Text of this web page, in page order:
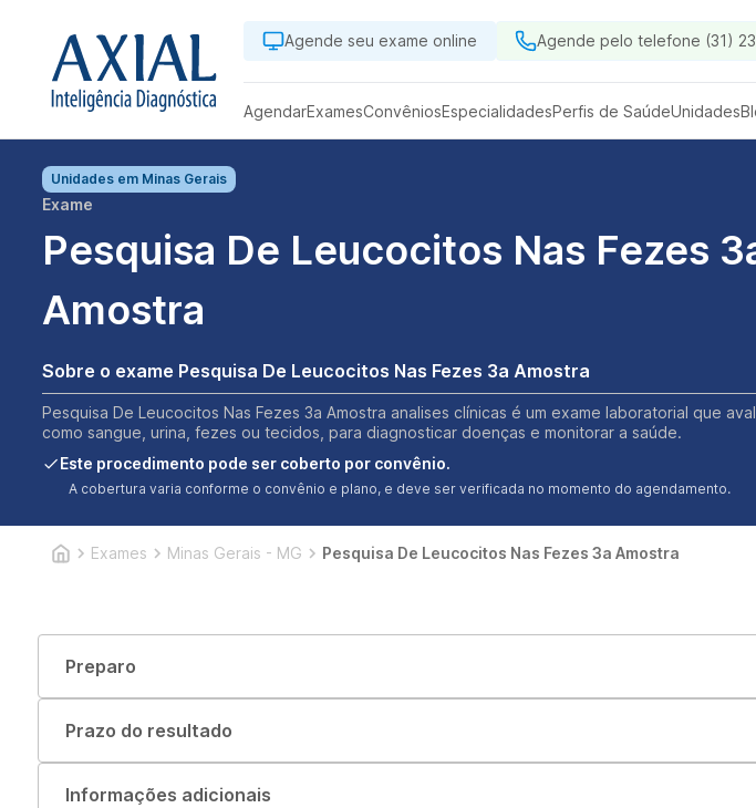
Agende seu exame online Agende pelo telefone (31)
AgendarExamesConvêniosEspecialidadesPerfis de SaúdeUnidades
Unidades em Minas Gerais
Exame
Pesquisa De Leucocitos Nas Fezes
Amostra
Sobre o exame Pesquisa De Leucocitos Nas Fezes 3a Amostra
Pesquisa De Leucocitos Nas Fezes 3a Amostra analises clínicas é um exame laboratorial que
como sangue, urina, fezes ou tecidos, para diagnosticar doenças e monitorar a saúde.
Este procedimento pode ser coberto por convênio.
A cobertura varia conforme o convênio e plano, e deve ser verificada no momento do agendamento.
Exames Minas Gerais - MG Pesquisa De Leucocitos Nas Fezes 3a Amostra
Preparo
Prazo do resultado
Informações adicionais